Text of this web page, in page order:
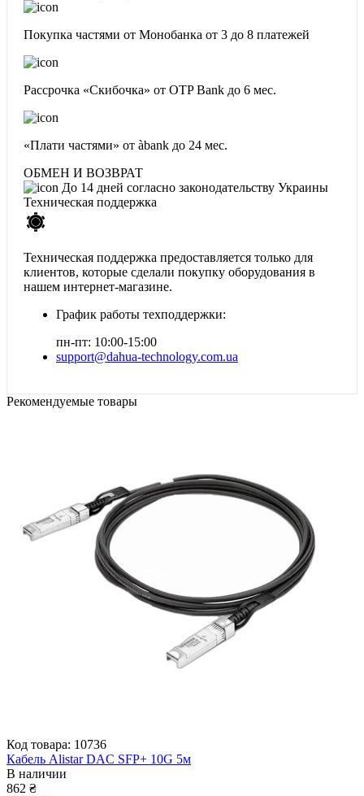
Покупка частями от Монобанка от 3 до 8 платежей
Рассрочка «Скибочка» от OTP Bank до 6 мес.
«Плати частями» от àbank до 24 мес.
ОБМЕН И ВОЗВРАТ
До 14 дней согласно законодательству Украины
Техническая поддержка
Техническая поддержка предоставляется только для
клиентов, которые сделали покупку оборудования в
нашем интернет-магазине.
График работы техподдержки:
пн-пт: 10:00-15:00
support@dahua-technology.com.ua
Рекомендуемые товары
Код товара: 10736
Кабель Alistar DAC SFP+ 10G 5м
В наличии
862 ₴